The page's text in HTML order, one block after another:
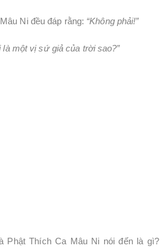
Ni đều đáp rằng: “Không phải!”
là một vị sứ giả của trời sao?”
Phật Thích Ca Mâu Ni nói đến là gì?